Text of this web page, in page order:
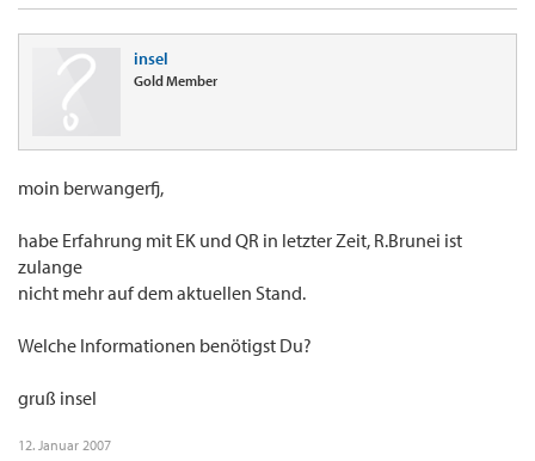
insel
Gold Member
moin berwangerfj,
habe Erfahrung mit EK und QR in letzter Zeit, R.Brunei ist
zulange
nicht mehr auf dem aktuellen Stand.
Welche Informationen benötigst Du?
gruß insel
12. Januar 2007